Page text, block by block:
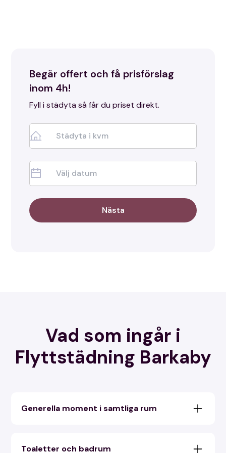
Begär offert och få prisförslag
inom 4h!
Fyll i städyta så får du priset direkt.
Nästa
Vad som ingår i
Flyttstädning Barkaby
Generella moment i samtliga rum
och utsidan samt mellan glasen om det är
Toaletter och badrum